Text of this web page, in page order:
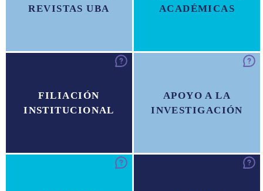
REVISTAS UBA
ACADÉMICAS
FILIACIÓN
INSTITUCIONAL
APOYO A LA
INVESTIGACIÓN